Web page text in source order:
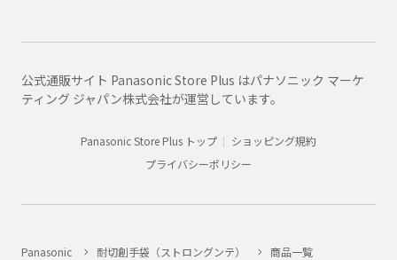
公式通販サイト Panasonic Store Plus はパナソニック マーケ
ティング ジャパン株式会社が運営しています。
Panasonic Store Plus トップ
ショッピング規約
プライバシーポリシー
Panasonic 耐切創手袋（ストロングンテ）
商品一覧